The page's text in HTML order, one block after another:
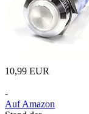
10,99 EUR
-
Auf Amazon